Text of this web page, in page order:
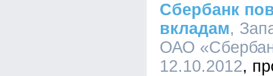
Сбербанк
вкладам,
ОАО
12.10.2012